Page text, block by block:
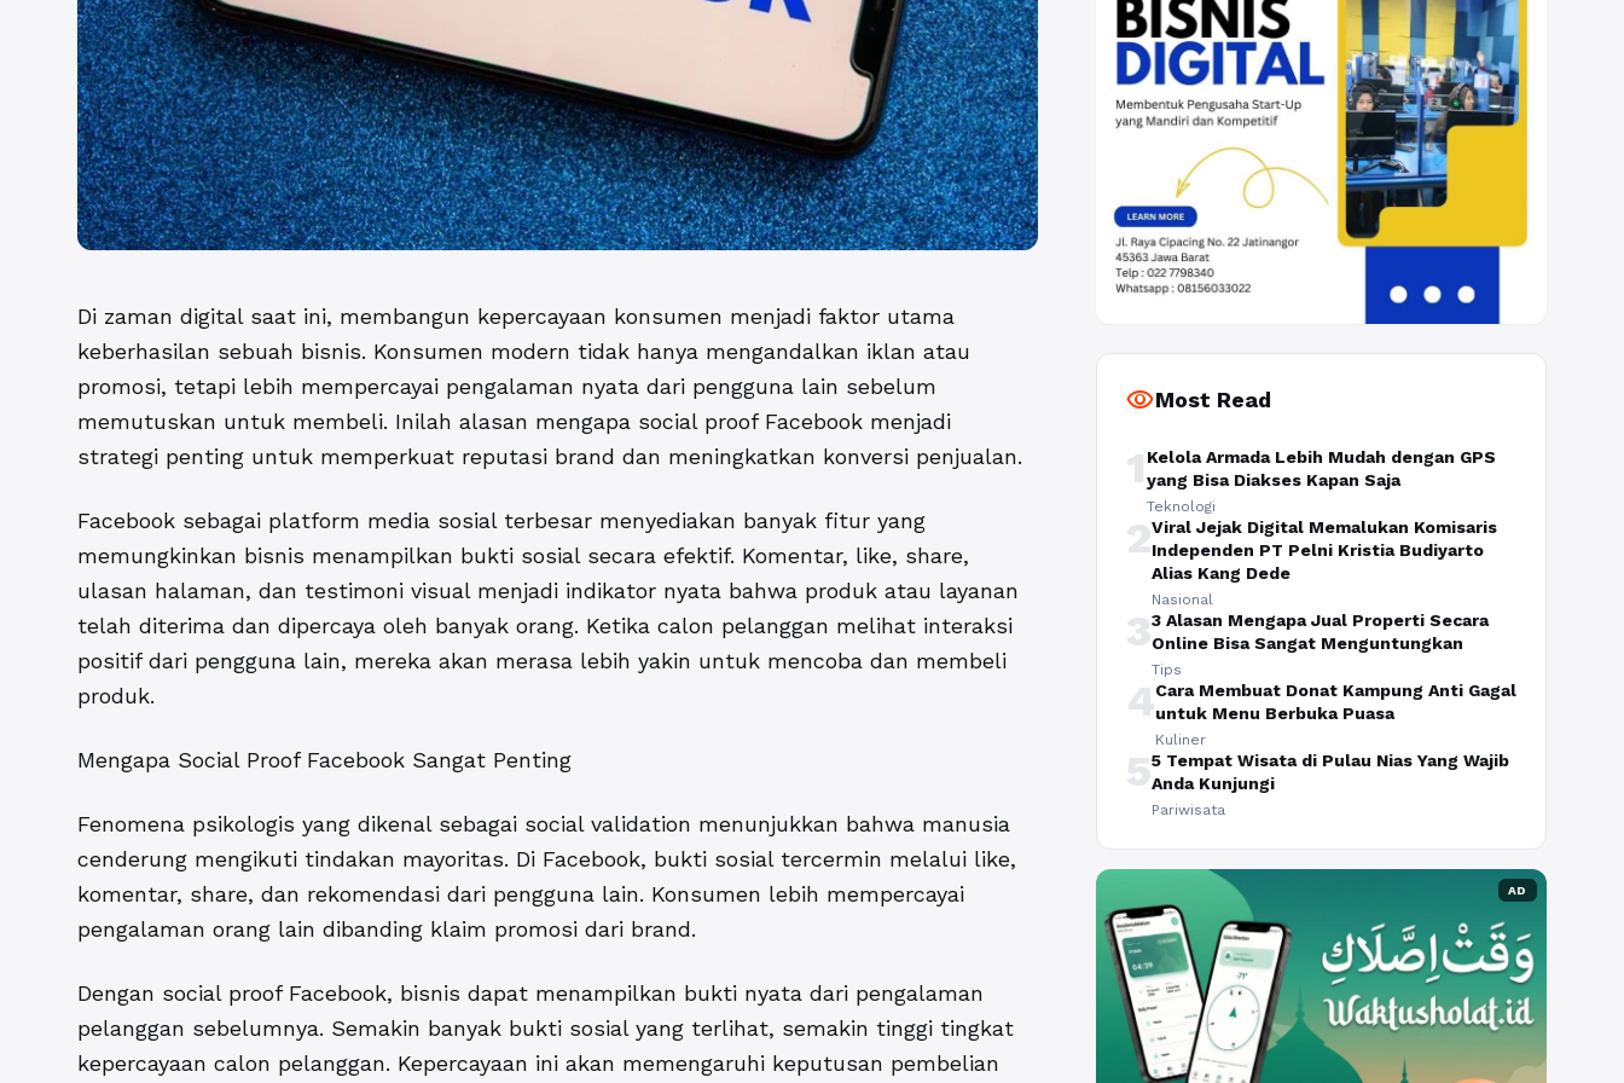
Di zaman digital saat ini, membangun kepercayaan konsumen menjadi faktor utama
keberhasilan sebuah bisnis. Konsumen modern tidak hanya mengandalkan iklan atau
promosi, tetapi lebih mempercayai pengalaman nyata dari pengguna lain sebelum
memutuskan untuk membeli. Inilah alasan mengapa social proof Facebook menjadi
strategi penting untuk memperkuat reputasi brand dan meningkatkan konversi penjualan.
Facebook sebagai platform media sosial terbesar menyediakan banyak fitur yang
memungkinkan bisnis menampilkan bukti sosial secara efektif. Komentar, like, share,
ulasan halaman, dan testimoni visual menjadi indikator nyata bahwa produk atau layanan
telah diterima dan dipercaya oleh banyak orang. Ketika calon pelanggan melihat interaksi
positif dari pengguna lain, mereka akan merasa lebih yakin untuk mencoba dan membeli
produk.
Mengapa Social Proof Facebook Sangat Penting
Fenomena psikologis yang dikenal sebagai social validation menunjukkan bahwa manusia
cenderung mengikuti tindakan mayoritas. Di Facebook, bukti sosial tercermin melalui like,
komentar, share, dan rekomendasi dari pengguna lain. Konsumen lebih mempercayai
pengalaman orang lain dibanding klaim promosi dari brand.
Dengan social proof Facebook, bisnis dapat menampilkan bukti nyata dari pengalaman
pelanggan sebelumnya. Semakin banyak bukti sosial yang terlihat, semakin tinggi tingkat
kepercayaan calon pelanggan. Kepercayaan ini akan memengaruhi keputusan pembelian
visibilityMost Read
1 Kelola Armada Lebih Mudah dengan GPS
yang Bisa Diakses Kapan Saja
Teknologi
2Viral Jejak Digital Memalukan Komisaris
Independen PT Pelni Kristia Budiyarto
Alias Kang Dede
Nasional
33 Alasan Mengapa Jual Properti Secara
Online Bisa Sangat Menguntungkan
Tips
4Cara Membuat Donat Kampung Anti Gagal
untuk Menu Berbuka Puasa
Kuliner
55 Tempat Wisata di Pulau Nias Yang Wajib
Anda Kunjungi
Pariwisata
AD